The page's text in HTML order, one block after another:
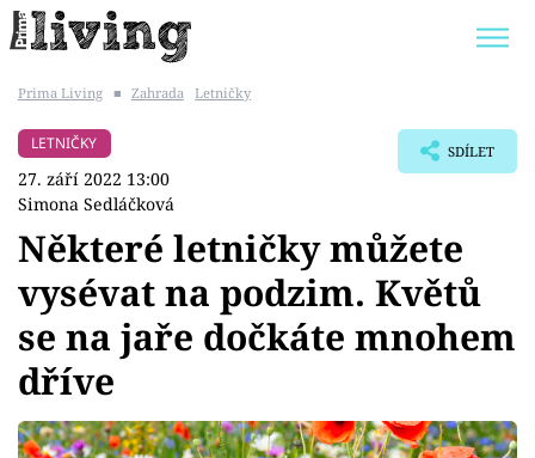
BYDLENÍ SLAVNÝCH
Témata
Bydlení
Zahrada
Prima Living ■ Zahrada Letničky
LETNIČKY
27. září 2022 13:00
Simona Sedláčková
SDÍLET
Některé letničky můžete
vysévat na podzim. Květů
se na jaře dočkáte mnohem
dříve